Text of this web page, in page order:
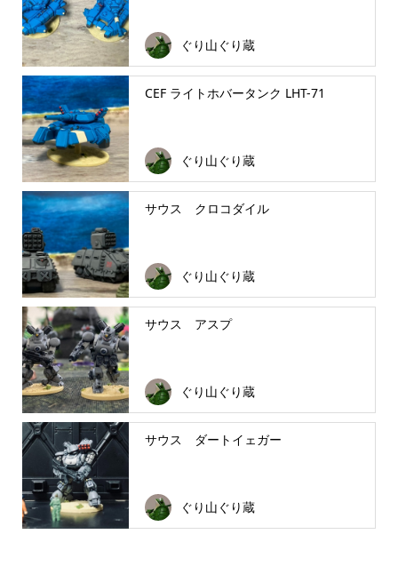
ぐり山ぐり蔵
CEF ライトホバータンク LHT-71
ぐり山ぐり蔵
サウス クロコダイル
ぐり山ぐり蔵
サウス アスプ
ぐり山ぐり蔵
サウス ダートイェガー
ぐり山ぐり蔵